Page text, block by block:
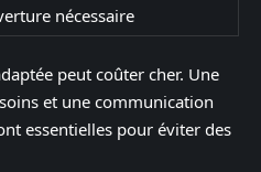
nécessaire
peut coûter cher. Une
et une communication
essentielles pour éviter des